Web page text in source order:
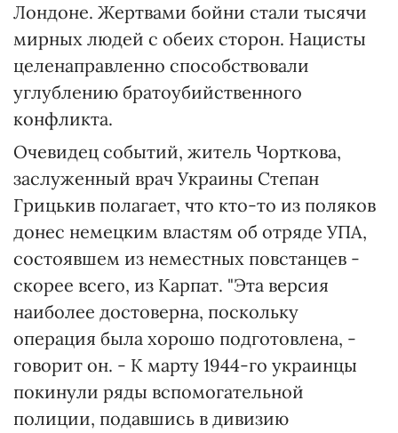
Лондоне. Жертвами бойни стали тысячи
мирных людей с обеих сторон. Нацисты
целенаправленно способствовали
углублению братоубийственного
конфликта.
Очевидец событий, житель Чорткова,
заслуженный врач Украины Степан
Грицькив полагает, что кто-то из поляков
донес немецким властям об отряде УПА,
состоявшем из неместных повстанцев -
скорее всего, из Карпат. "Эта версия
наиболее достоверна, поскольку
операция была хорошо подготовлена, -
говорит он. - К марту 1944-го украинцы
покинули ряды вспомогательной
полиции, подавшись в дивизию